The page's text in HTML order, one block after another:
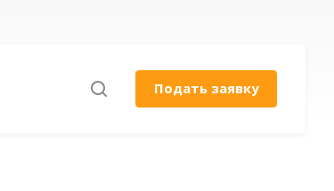
Подать заявку